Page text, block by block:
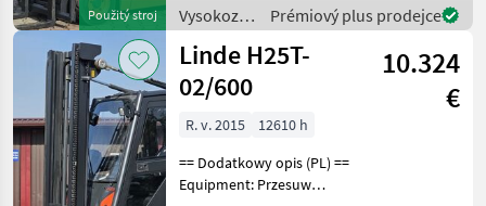
Použitý stroj
Trojitý Vysoko
Vysokozdvižné
vozíky a
skladová
technika /
Linde
Prémiový plus prodejce
Linde H25T-
02/600
10.324
€
R. v. 2015
12610 h
== Dodatkowy opis (PL) ==
Equipment: Przesuw